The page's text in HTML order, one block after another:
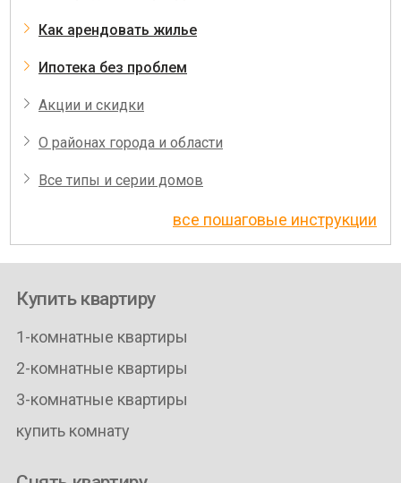
Как арендовать жилье
Ипотека без проблем
Акции и скидки
О районах города и области
Все типы и серии домов
все пошаговые инструкции
Купить квартиру
1-комнатные квартиры
2-комнатные квартиры
3-комнатные квартиры
купить комнату